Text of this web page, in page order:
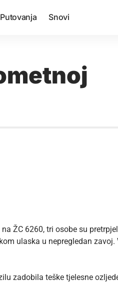
Putovanja Snovi
ŽC 6260, tri osobe su
ulaska u nepregledan
zadobila teške tjelesne